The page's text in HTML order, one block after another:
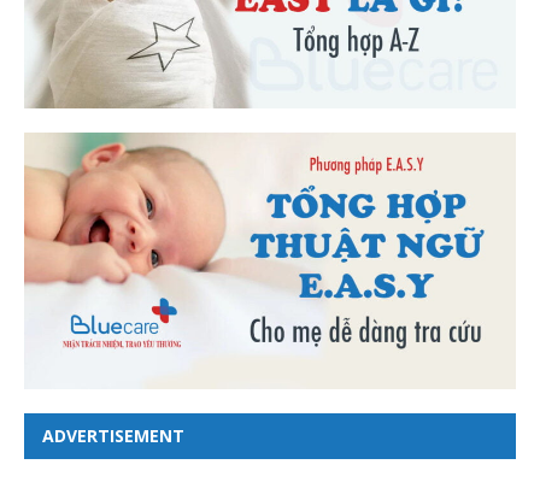
ADVERTISEMENT